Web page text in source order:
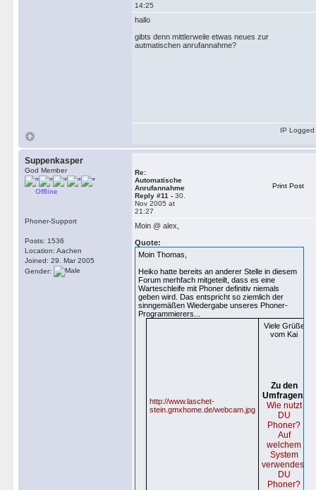
14:25
hallo
gibts denn mittlerweile etwas neues zur
autmatischen anrufannahme?
IP Logged
Suppenkasper
God Member
Offline
Phoner-Support
Posts: 1536
Location: Aachen
Joined: 29. Mar 2005
Gender:
Re:
Automatische
Anrufannahme
Reply #11 - 30.
Nov 2005 at
21:27
Print Post
Moin @ alex,
Quote:
Moin Thomas,
Heiko hatte bereits an anderer Stelle in diesem
Forum merhfach mitgeteilt, dass es eine
Warteschleife mit Phoner definitiv niemals
geben wird. Das entspricht so ziemlich der
sinngemäßen Wiedergabe unseres Phoner-
Programmierers...
http://www.laschet-
stein.gmxhome.de/webcam.jpg
Viele Grüße
vom Kai
Zu den
Umfragen:
Wie nutzt
DU
Phoner?
Auf
welchem
System
verwendest
DU
Phoner?